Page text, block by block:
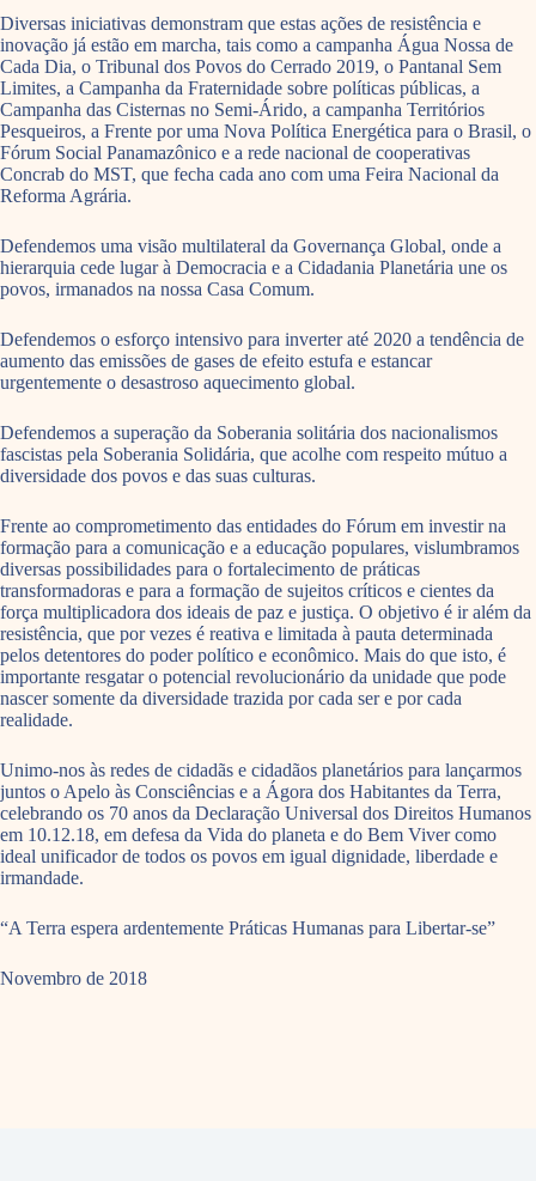
Diversas iniciativas demonstram que estas ações de resistência e
inovação já estão em marcha, tais como a campanha Água Nossa de
Cada Dia, o Tribunal dos Povos do Cerrado 2019, o Pantanal Sem
Limites, a Campanha da Fraternidade sobre políticas públicas, a
Campanha das Cisternas no Semi-Árido, a campanha Territórios
Pesqueiros, a Frente por uma Nova Política Energética para o Brasil, o
Fórum Social Panamazônico e a rede nacional de cooperativas
Concrab do MST, que fecha cada ano com uma Feira Nacional da
Reforma Agrária.
Defendemos uma visão multilateral da Governança Global, onde a
hierarquia cede lugar à Democracia e a Cidadania Planetária une os
povos, irmanados na nossa Casa Comum.
Defendemos o esforço intensivo para inverter até 2020 a tendência de
aumento das emissões de gases de efeito estufa e estancar
urgentemente o desastroso aquecimento global.
Defendemos a superação da Soberania solitária dos nacionalismos
fascistas pela Soberania Solidária, que acolhe com respeito mútuo a
diversidade dos povos e das suas culturas.
Frente ao comprometimento das entidades do Fórum em investir na
formação para a comunicação e a educação populares, vislumbramos
diversas possibilidades para o fortalecimento de práticas
transformadoras e para a formação de sujeitos críticos e cientes da
força multiplicadora dos ideais de paz e justiça. O objetivo é ir além da
resistência, que por vezes é reativa e limitada à pauta determinada
pelos detentores do poder político e econômico. Mais do que isto, é
importante resgatar o potencial revolucionário da unidade que pode
nascer somente da diversidade trazida por cada ser e por cada
realidade.
Unimo-nos às redes de cidadãs e cidadãos planetários para lançarmos
juntos o Apelo às Consciências e a Ágora dos Habitantes da Terra,
celebrando os 70 anos da Declaração Universal dos Direitos Humanos
em 10.12.18, em defesa da Vida do planeta e do Bem Viver como
ideal unificador de todos os povos em igual dignidade, liberdade e
irmandade.
“A Terra espera ardentemente Práticas Humanas para Libertar-se”
Novembro de 2018